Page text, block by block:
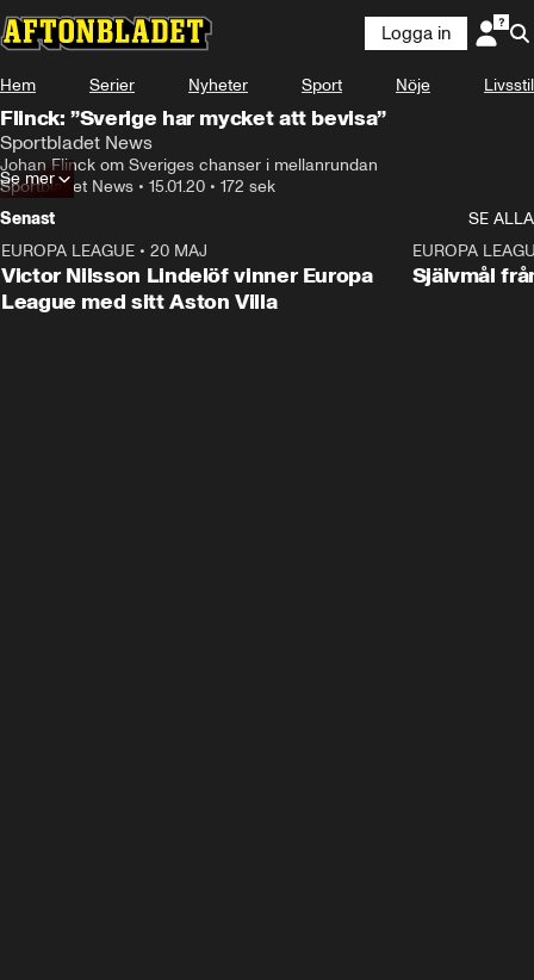
Logga in
Hem Serier Nyheter Sport Nöje Livsstil
Flinck: ”Sverige har mycket att bevisa”
Sportbladet News
Johan Flinck om Sveriges chanser i mellanrundan
Sportbladet News • 15.01.20 • 172 sek
Se mer
Senast
SE ALLA
EUROPA LEAGUE • 20 MAJ
Victor Nilsson Lindelöf vinner Europa
League med sitt Aston Villa
EUROPA
Självmål